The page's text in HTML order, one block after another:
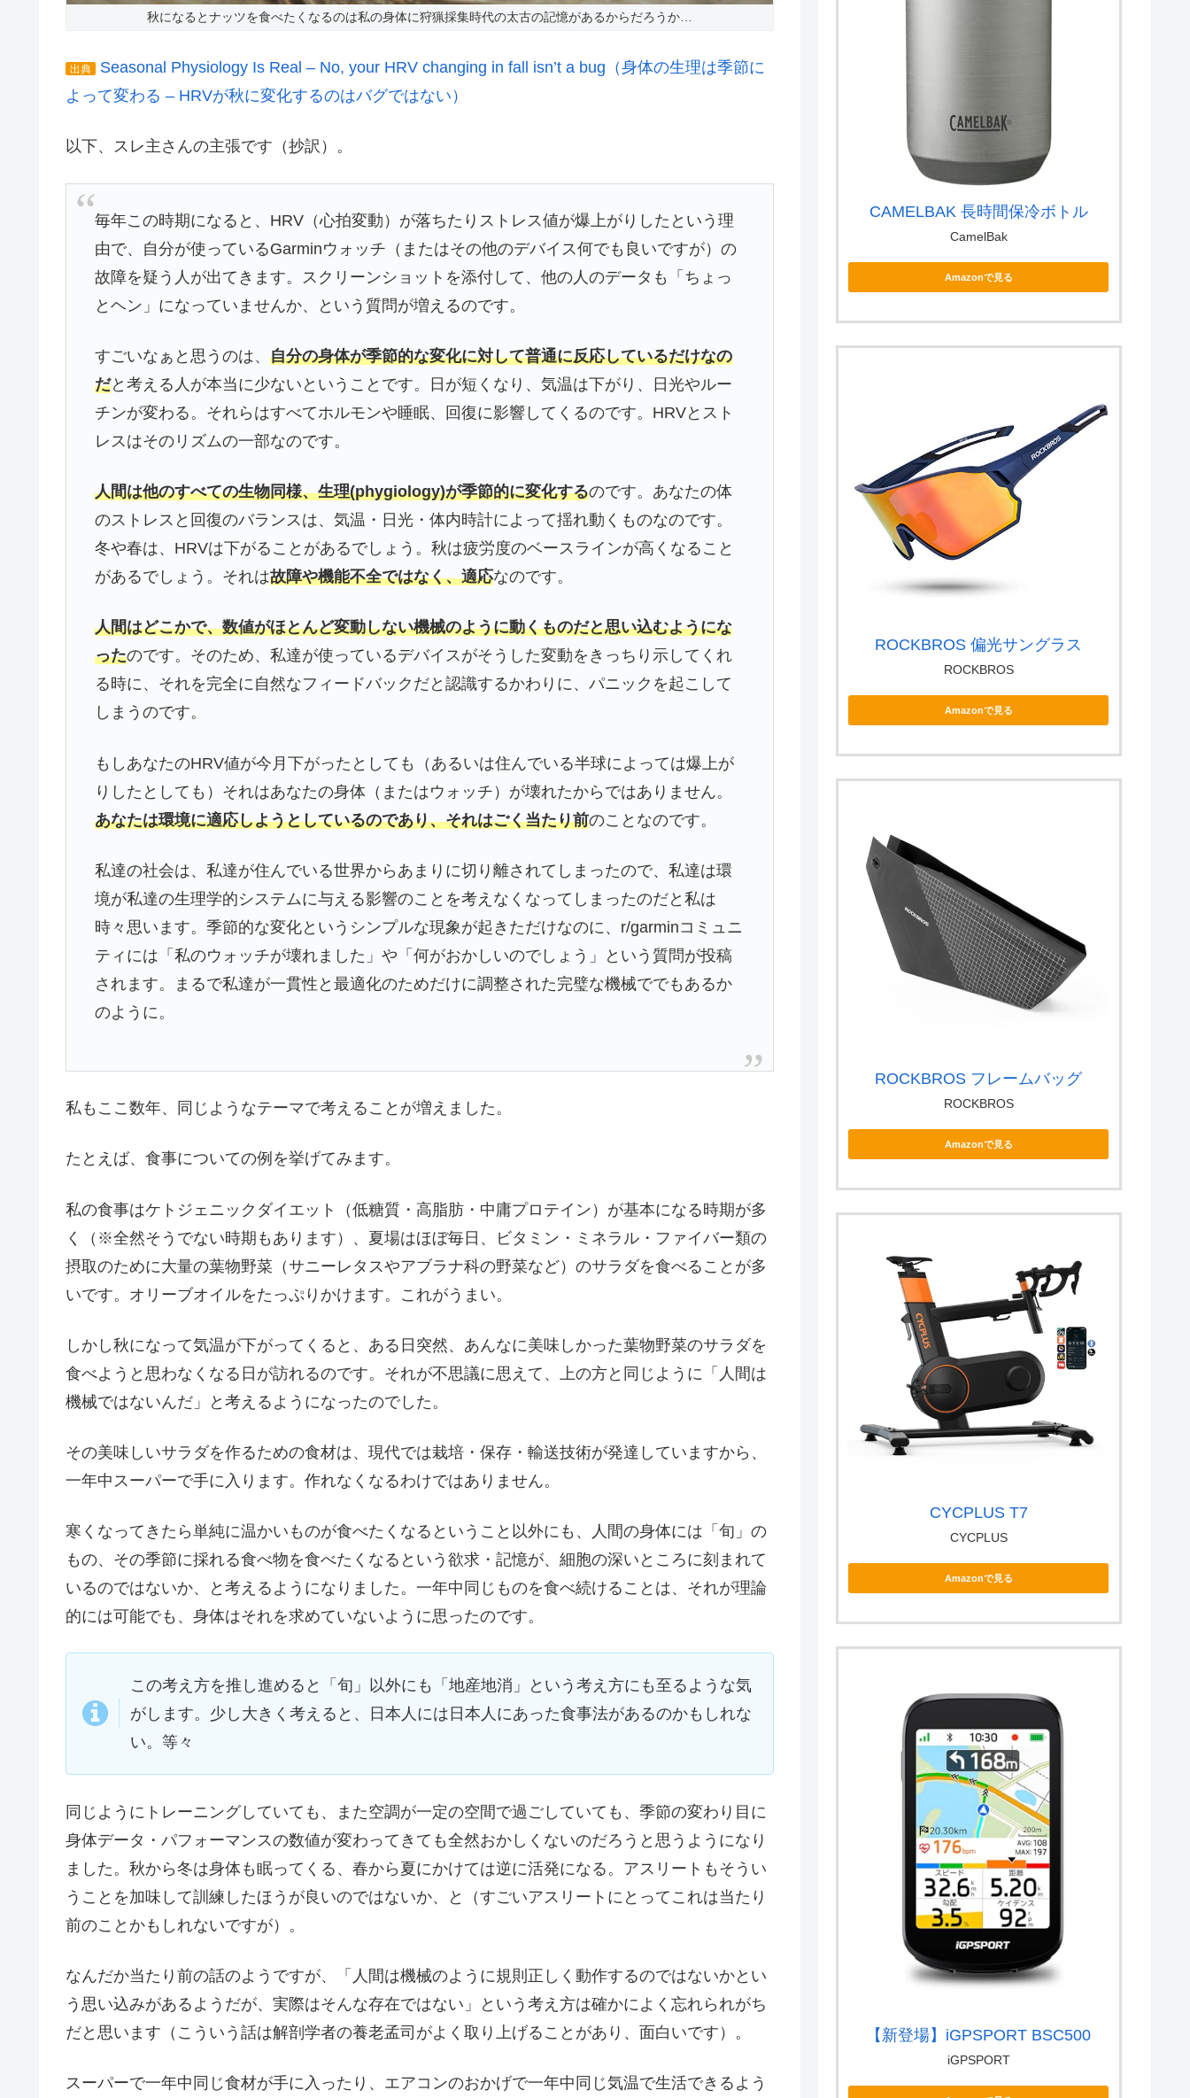
秋になるとナッツを食べたくなるのは私の身体に狩猟採集時代の太古の記憶があるからだろうか…
出典
Seasonal Physiology Is Real – No, your HRV changing in fall isn’t a bug（身体の生理は季節に
よって変わる – HRVが秋に変化するのはバグではない）
以下、スレ主さんの主張です（抄訳）。
毎年この時期になると、HRV（心拍変動）が落ちたりストレス値が爆上がりしたという理
由で、自分が使っているGarminウォッチ（またはその他のデバイス何でも良いですが）の
故障を疑う人が出てきます。スクリーンショットを添付して、他の人のデータも「ちょっ
とヘン」になっていませんか、という質問が増えるのです。
すごいなぁと思うのは、自分の身体が季節的な変化に対して普通に反応しているだけなの
だと考える人が本当に少ないということです。日が短くなり、気温は下がり、日光やルー
チンが変わる。それらはすべてホルモンや睡眠、回復に影響してくるのです。HRVとスト
レスはそのリズムの一部なのです。
人間は他のすべての生物同様、生理(phygiology)が季節的に変化するのです。あなたの体
のストレスと回復のバランスは、気温・日光・体内時計によって揺れ動くものなのです。
冬や春は、HRVは下がることがあるでしょう。秋は疲労度のベースラインが高くなること
があるでしょう。それは故障や機能不全ではなく、適応なのです。
人間はどこかで、数値がほとんど変動しない機械のように動くものだと思い込むようにな
ったのです。そのため、私達が使っているデバイスがそうした変動をきっちり示してくれ
る時に、それを完全に自然なフィードバックだと認識するかわりに、パニックを起こして
しまうのです。
もしあなたのHRV値が今月下がったとしても（あるいは住んでいる半球によっては爆上が
りしたとしても）それはあなたの身体（またはウォッチ）が壊れたからではありません。
あなたは環境に適応しようとしているのであり、それはごく当たり前のことなのです。
私達の社会は、私達が住んでいる世界からあまりに切り離されてしまったので、私達は環
境が私達の生理学的システムに与える影響のことを考えなくなってしまったのだと私は
時々思います。季節的な変化というシンプルな現象が起きただけなのに、r/garminコミュニ
ティには「私のウォッチが壊れました」や「何がおかしいのでしょう」という質問が投稿
されます。まるで私達が一貫性と最適化のためだけに調整された完璧な機械ででもあるか
のように。
私もここ数年、同じようなテーマで考えることが増えました。
たとえば、食事についての例を挙げてみます。
私の食事はケトジェニックダイエット（低糖質・高脂肪・中庸プロテイン）が基本になる時期が多
く（※全然そうでない時期もあります）、夏場はほぼ毎日、ビタミン・ミネラル・ファイバー類の
摂取のために大量の葉物野菜（サニーレタスやアブラナ科の野菜など）のサラダを食べることが多
いです。オリーブオイルをたっぷりかけます。これがうまい。
しかし秋になって気温が下がってくると、ある日突然、あんなに美味しかった葉物野菜のサラダを
食べようと思わなくなる日が訪れるのです。それが不思議に思えて、上の方と同じように「人間は
機械ではないんだ」と考えるようになったのでした。
その美味しいサラダを作るための食材は、現代では栽培・保存・輸送技術が発達していますから、
一年中スーパーで手に入ります。作れなくなるわけではありません。
寒くなってきたら単純に温かいものが食べたくなるということ以外にも、人間の身体には「旬」の
もの、その季節に採れる食べ物を食べたくなるという欲求・記憶が、細胞の深いところに刻まれて
いるのではないか、と考えるようになりました。一年中同じものを食べ続けることは、それが理論
的には可能でも、身体はそれを求めていないように思ったのです。
この考え方を推し進めると「旬」以外にも「地産地消」という考え方にも至るような気
がします。少し大きく考えると、日本人には日本人にあった食事法があるのかもしれな
い。等々
同じようにトレーニングしていても、また空調が一定の空間で過ごしていても、季節の変わり目に
身体データ・パフォーマンスの数値が変わってきても全然おかしくないのだろうと思うようになり
ました。秋から冬は身体も眠ってくる、春から夏にかけては逆に活発になる。アスリートもそうい
うことを加味して訓練したほうが良いのではないか、と（すごいアスリートにとってこれは当たり
前のことかもしれないですが）。
なんだか当たり前の話のようですが、「人間は機械のように規則正しく動作するのではないかとい
う思い込みがあるようだが、実際はそんな存在ではない」という考え方は確かによく忘れられがち
だと思います（こういう話は解剖学者の養老孟司がよく取り上げることがあり、面白いです）。
スーパーで一年中同じ食材が手に入ったり、エアコンのおかげで一年中同じ気温で生活できるよう
CAMELBAK 長時間保冷ボトル
CamelBak
Amazonで見る
ROCKBROS 偏光サングラス
ROCKBROS
Amazonで見る
ROCKBROS フレームバッグ
ROCKBROS
Amazonで見る
CYCPLUS T7
CYCPLUS
Amazonで見る
【新登場】iGPSPORT BSC500
iGPSPORT